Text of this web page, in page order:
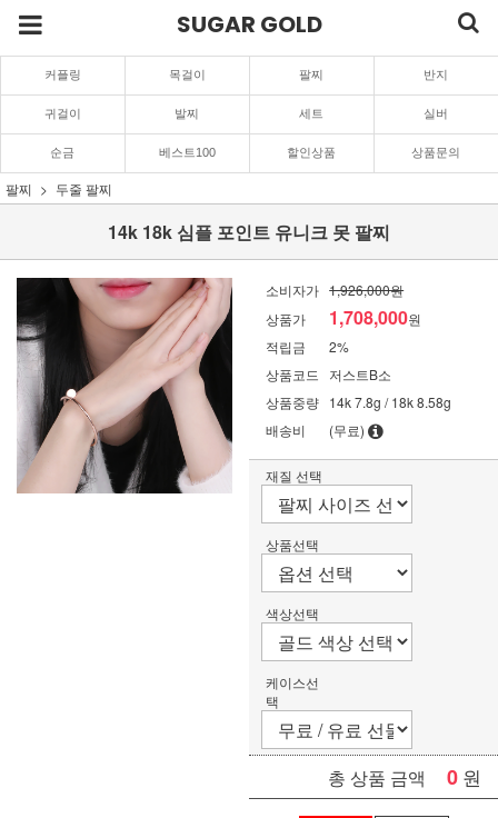
SUGAR GOLD
커플링 목걸이 팔찌 반지
귀걸이 발찌 세트 실버
순금 베스트100 할인상품 상품문의
팔찌 두줄 팔찌
14k 18k 심플 포인트 유니크 못 팔찌
소비자가 1,926,000원
상품가
1,708,000원
적립금
2%
상품코드
저스트B소
상품중량 14k 7.8g / 18k 8.58g
배송비
(무료)
재질 선택
상품선택
색상선택
케이스선
택
총 상품 금액 0 원